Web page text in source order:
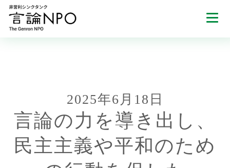
2025年6月18日
言論の力を導き出し、
民主主義や平和のため